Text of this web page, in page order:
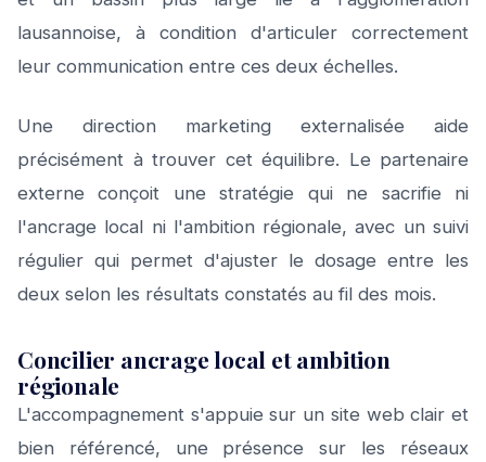
lausannoise, à condition d'articuler correctement
leur communication entre ces deux échelles.
Une direction marketing externalisée aide
précisément à trouver cet équilibre. Le partenaire
externe conçoit une stratégie qui ne sacrifie ni
l'ancrage local ni l'ambition régionale, avec un suivi
régulier qui permet d'ajuster le dosage entre les
deux selon les résultats constatés au fil des mois.
Concilier ancrage local et ambition
régionale
L'accompagnement s'appuie sur un site web clair et
bien référencé, une présence sur les réseaux